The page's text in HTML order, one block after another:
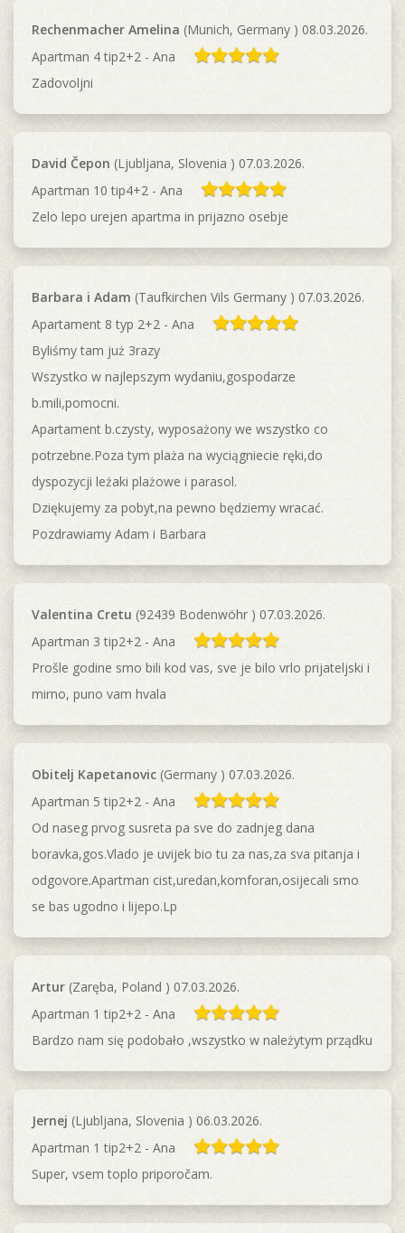
Rechenmacher Amelina (Munich, Germany ) 08.03.2026.
Apartman 4 tip2+2 - Ana
Zadovoljni
David Čepon (Ljubljana, Slovenia ) 07.03.2026.
Apartman 10 tip4+2 - Ana
Zelo lepo urejen apartma in prijazno osebje
Barbara i Adam (Taufkirchen Vils Germany ) 07.03.2026.
Apartament 8 typ 2+2 - Ana
Byliśmy tam już 3razy
Wszystko w najlepszym wydaniu,gospodarze
b.mili,pomocni.
Apartament b.czysty, wyposażony we wszystko co
potrzebne.Poza tym plaża na wyciągniecie ręki,do
dyspozycji leżaki plażowe i parasol.
Dziękujemy za pobyt,na pewno będziemy wracać.
Pozdrawiamy Adam i Barbara
Valentina Cretu (92439 Bodenwöhr ) 07.03.2026.
Apartman 3 tip2+2 - Ana
Prošle godine smo bili kod vas, sve je bilo vrlo prijateljski i
mirno, puno vam hvala
Obitelj Kapetanovic (Germany ) 07.03.2026.
Apartman 5 tip2+2 - Ana
Od naseg prvog susreta pa sve do zadnjeg dana
boravka,gos.Vlado je uvijek bio tu za nas,za sva pitanja i
odgovore.Apartman cist,uredan,komforan,osijecali smo
se bas ugodno i lijepo.Lp
Artur (Zaręba, Poland ) 07.03.2026.
Apartman 1 tip2+2 - Ana
Bardzo nam się podobało ,wszystko w należytym prządku
Jernej (Ljubljana, Slovenia ) 06.03.2026.
Apartman 1 tip2+2 - Ana
Super, vsem toplo priporočam.